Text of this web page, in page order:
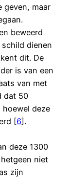
geven, maar
beweerd
dienen
dit. De
is van een
van met
dat 50
deze
[6].
deze 1300
niet
zijn